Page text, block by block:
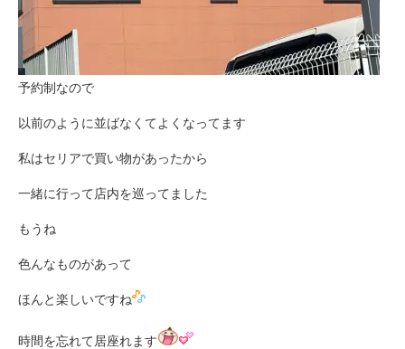
予約制なので
以前のように並ばなくてよくなってます
私はセリアで買い物があったから
一緒に行って店内を巡ってました
もうね
色んなものがあって
ほんと楽しいですね
時間を忘れて居座れます